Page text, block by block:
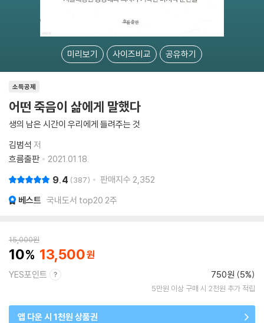
미리보기 사이즈비교 공유하기
소득공제
어떤 죽음이 삶에게 말했다
생의 남은 시간이 우리에게 들려주는 것
김범석 저
흐름출판
2021.01.18.
9.4 387 판매지수 2,352
베스트 국내도서 top20 2주
15,000원
10 13,500
YES포인트 750원 (5%)
5만원 이상 구매 시 2천원 추가 적립
앱 다운 시 1천원 상품권